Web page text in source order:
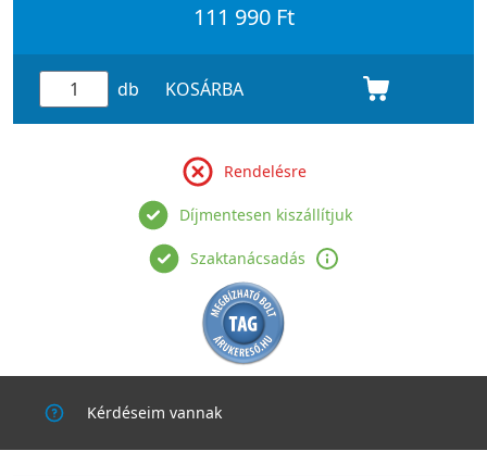
111 990 Ft
db KOSÁRBA
Rendelésre
Díjmentesen kiszállítjuk
Szaktanácsadás
Kérdéseim vannak